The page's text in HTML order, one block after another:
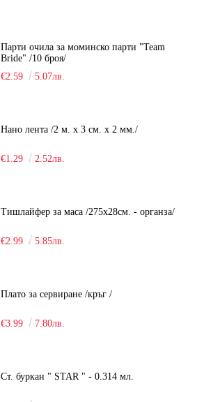
Парти очила за моминско парти "Team
Bride" /10 броя/
€2.59
5.07лв.
Нано лента /2 м. х 3 см. х 2 мм./
€1.29 2.52лв.
Тишлайфер за маса /275х28см. - органза/
€2.99 5.85лв.
Плато за сервиране /кръг /
€3.99 7.80лв.
Ст. буркан " STAR " - 0.314 мл.